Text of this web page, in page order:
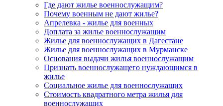
Где дают жилье военнослужащим?
Почему военным не дают жилье?
Апрелевка - жилье для военных
Доплата за жилье военнослужащим
Жилье для военнослужащих в Дагестане
Жилье для военнослужащих в Мурманске
Основания выдачи жилья военнослужащим
Признать военнослужащего нуждающимся в
жилье
Социальное жилье для военнослужащих
Стоимость квадратного метра жилья для
военнослужащих